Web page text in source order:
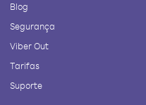
Blog
Segurança
Viber Out
Tarifas
Suporte